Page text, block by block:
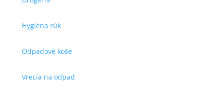
Hygiena rúk
Odpadové koše
Vrecia na odpad